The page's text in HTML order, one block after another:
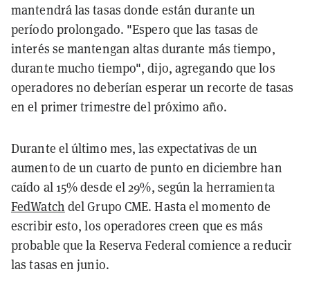
mantendrá las tasas donde están durante un
período prolongado. "Espero que las tasas de
interés se mantengan altas durante más tiempo,
durante mucho tiempo", dijo, agregando que los
operadores no deberían esperar un recorte de tasas
en el primer trimestre del próximo año.
Durante el último mes, las expectativas de un
aumento de un cuarto de punto en diciembre han
caído al 15% desde el 29%, según la herramienta
FedWatch del Grupo CME. Hasta el momento de
escribir esto, los operadores creen que es más
probable que la Reserva Federal comience a reducir
las tasas en junio.